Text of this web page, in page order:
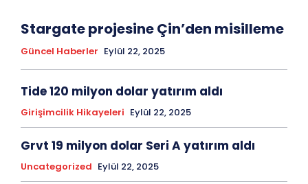
Stargate projesine Çin’den misilleme
Güncel Haberler Eylül 22, 2025
Tide 120 milyon dolar yatırım aldı
Girişimcilik Hikayeleri Eylül 22, 2025
Grvt 19 milyon dolar Seri A yatırım aldı
Uncategorized Eylül 22, 2025